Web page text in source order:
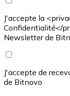
J'accepte la
Confidentialité</
Newsletter de
J'accepte de
de Bitnovo